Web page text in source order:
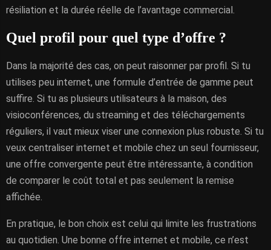
résiliation et la durée réelle de l’avantage commercial.
Quel profil pour quel type d’offre ?
Dans la majorité des cas, on peut raisonner par profil. Si tu
utilises peu internet, une formule d’entrée de gamme peut
suffire. Si tu as plusieurs utilisateurs à la maison, des
visioconférences, du streaming et des téléchargements
réguliers, il vaut mieux viser une connexion plus robuste. Si tu
veux centraliser internet et mobile chez un seul fournisseur,
une offre convergente peut être intéressante, à condition
de comparer le coût total et pas seulement la remise
affichée.
En pratique, le bon choix est celui qui limite les frustrations
au quotidien. Une bonne offre internet et mobile, ce n’est